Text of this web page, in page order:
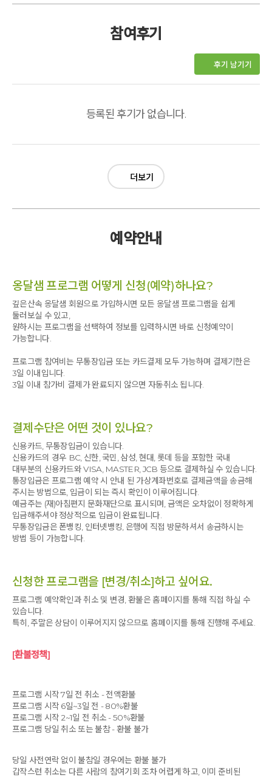
참여후기
후기 남기기
등록된 후기가 없습니다.
더보기
예약안내
옹달샘 프로그램 어떻게 신청(예약)하나요?
깊은산속 옹달샘 회원으로 가입하시면 모든 옹달샘 프로그램을 쉽게
둘러보실 수 있고,
원하시는 프로그램을 선택하여 정보를 입력하시면 바로 신청예약이
가능합니다.
프로그램 참여비는 무통장입금 또는 카드결제 모두 가능하며 결제기한은
3일 이내입니다.
3일 이내 참가비 결제가 완료되지 않으면 자동취소 됩니다.
결제수단은 어떤 것이 있나요?
신용카드, 무통장입금이 있습니다.
신용카드의 경우 BC, 신한, 국민, 삼성, 현대, 롯데 등을 포함한 국내
대부분의 신용카드와 VISA, MASTER, JCB 등으로 결제하실 수 있습니다.
통장입금은 프로그램 예약 시 안내 된 가상계좌번호로 결제금액을 송금해
주시는 방법으로, 입금이 되는 즉시 확인이 이루어집니다.
예금주는 (재)아침편지 문화재단으로 표시되며, 금액은 오차없이 정확하게
입금해주셔야 정상적으로 입금이 완료됩니다.
무통장입금은 폰뱅킹, 인터넷뱅킹, 은행에 직접 방문하셔서 송금하시는
방법 등이 가능합니다.
신청한 프로그램을 [변경/취소]하고 싶어요.
프로그램 예약확인과 취소 및 변경, 환불은 홈페이지를 통해 직접 하실 수
있습니다.
특히, 주말은 상담이 이루어지지 않으므로 홈페이지를 통해 진행해 주세요.
[환불정책]
프로그램 시작 7일 전 취소 - 전액환불
프로그램 시작 6일~3일 전 - 80%환불
프로그램 시작 2~1일 전 취소 - 50%환불
프로그램 당일 취소 또는 불참 - 환불 불가
당일 사전연락 없이 불참일 경우에는 환불 불가
갑작스런 취소는 다른 사람의 참여기회 조차 어렵게 하고, 이미 준비된